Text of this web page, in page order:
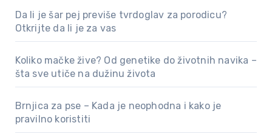
Da li je šar pej previše tvrdoglav za porodicu?
Otkrijte da li je za vas
Koliko mačke žive? Od genetike do životnih navika –
šta sve utiče na dužinu života
Brnjica za pse – Kada je neophodna i kako je
pravilno koristiti